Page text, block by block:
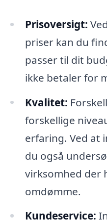
Prisoversigt:
priser kan du
passer til dit
ikke betaler for
Kvalitet:
forskellige
erfaring. Ved at
du også
virksomhed der
omdømme.
Kundeservice: